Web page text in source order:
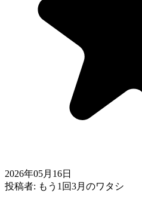
2026年05月16日
投稿者: もう1回3月のワタシ